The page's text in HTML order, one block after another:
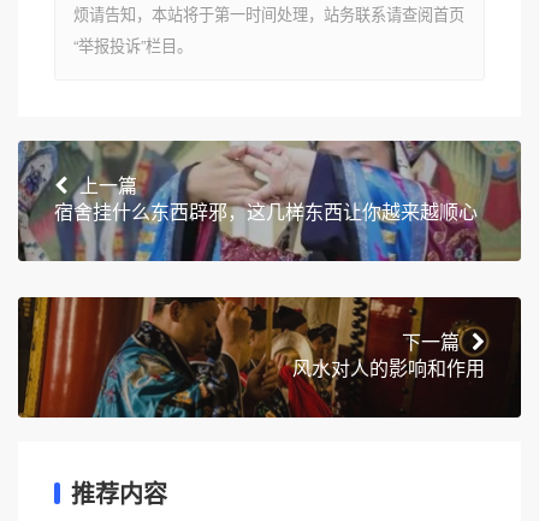
烦请告知，本站将于第一时间处理，站务联系请查阅首页
“举报投诉”栏目。
上一篇
宿舍挂什么东西辟邪，这几样东西让你越来越顺心
下一篇
风水对人的影响和作用
推荐内容